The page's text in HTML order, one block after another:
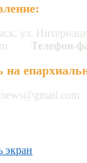
ул.
Телефон-
на